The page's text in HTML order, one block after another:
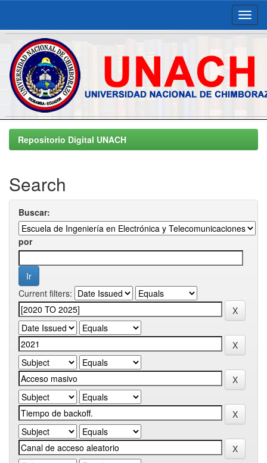
Skip
navigationRepositorio Digital UNACH
Search
Buscar:
por
Current filters: